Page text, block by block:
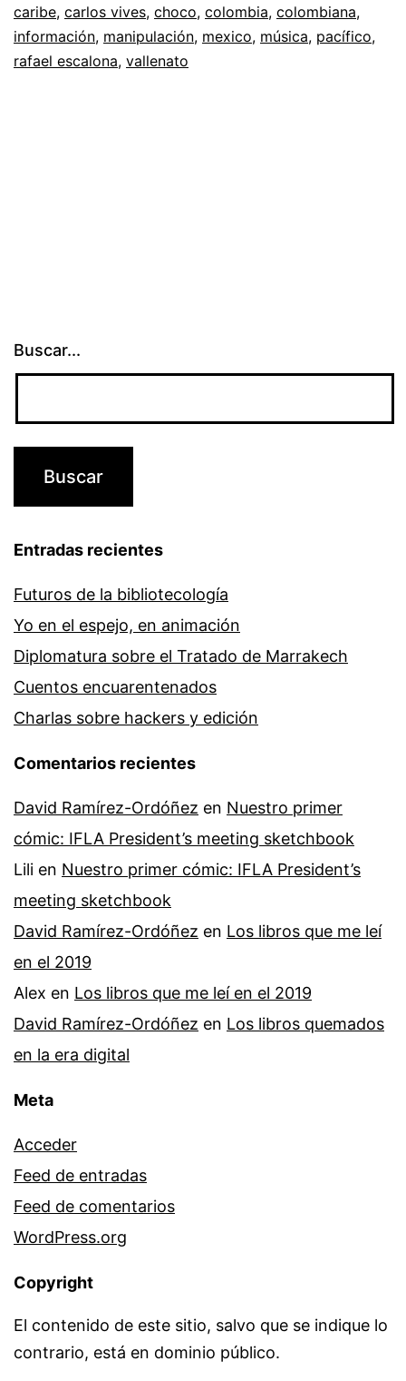
en
Colombia
caribe, carlos vives, choco, colombia, colombiana,
información, manipulación, mexico, música, pacífico,
rafael escalona, vallenato
Buscar...
Entradas recientes
Futuros de la bibliotecología
Yo en el espejo, en animación
Diplomatura sobre el Tratado de Marrakech
Cuentos encuarentenados
Charlas sobre hackers y edición
Comentarios recientes
David Ramírez-Ordóñez en Nuestro primer
cómic: IFLA President’s meeting sketchbook
Lili en Nuestro primer cómic: IFLA President’s
meeting sketchbook
David Ramírez-Ordóñez en Los libros que me leí
en el 2019
Alex en Los libros que me leí en el 2019
David Ramírez-Ordóñez en Los libros quemados
en la era digital
Meta
Acceder
Feed de entradas
Feed de comentarios
WordPress.org
Copyright
El contenido de este sitio, salvo que se indique lo
contrario, está en dominio público.